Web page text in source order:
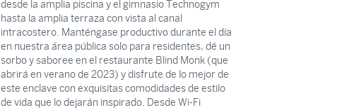
desde la amplia piscina y el gimnasio Technogym
hasta la amplia terraza con vista al canal
intracostero. Manténgase productivo durante el día
en nuestra área pública solo para residentes, dé un
sorbo y saboree en el restaurante Blind Monk (que
abrirá en verano de 2023) y disfrute de lo mejor de
este enclave con exquisitas comodidades de estilo
de vida que lo dejarán inspirado. Desde Wi-Fi